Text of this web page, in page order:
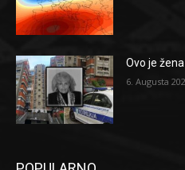
Ovo je žena
6. Augusta